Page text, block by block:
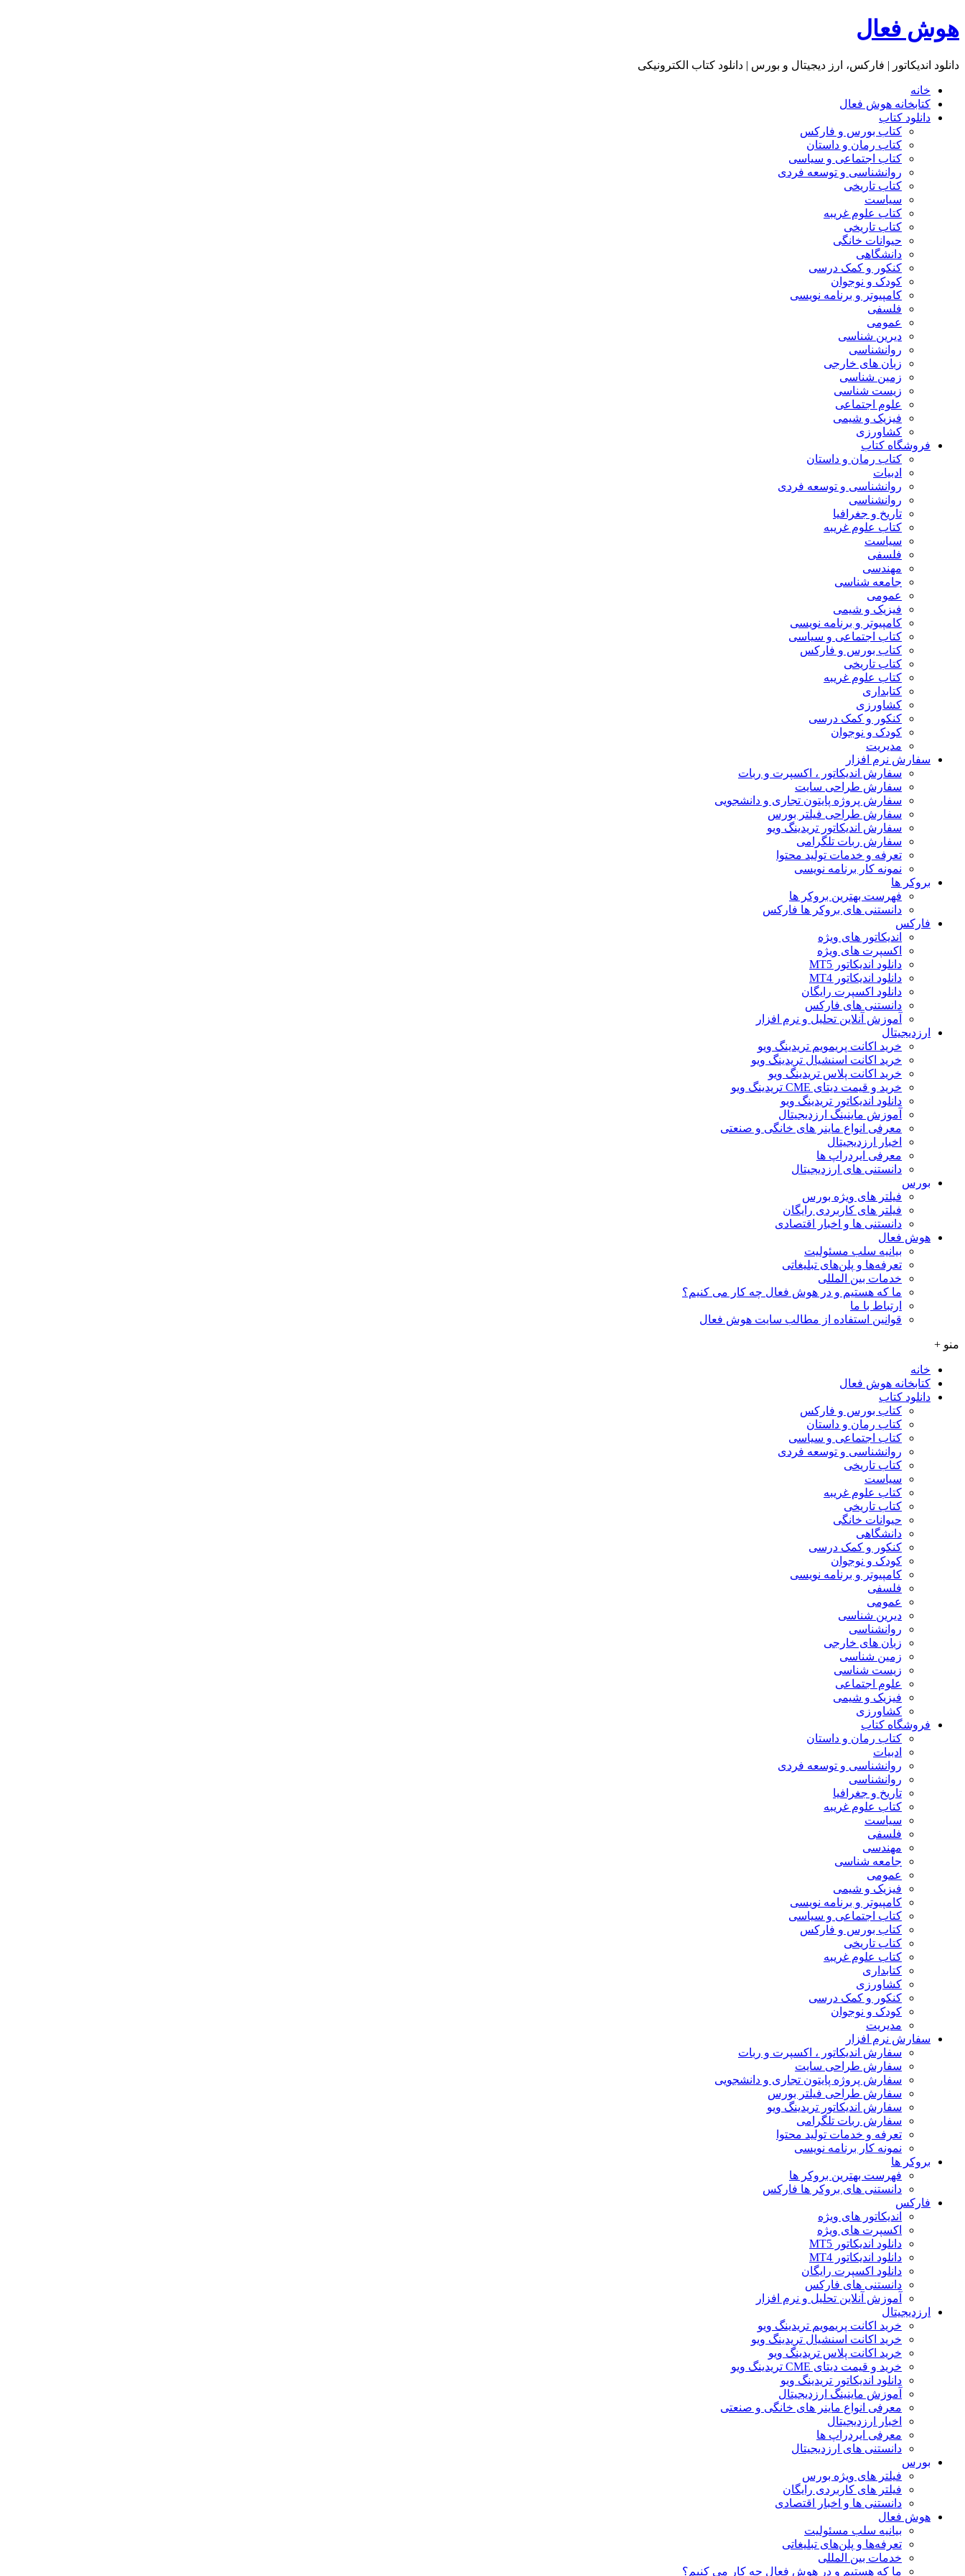
هوش فعال
دانلود اندیکاتور | فارکس، ارز دیجیتال و بورس | دانلود کتاب الکترونیکی
خانه
کتابخانه هوش فعال
دانلود کتاب
کتاب بورس و فارکس
کتاب رمان و داستان
کتاب اجتماعی و سیاسی
روانشناسی و توسعه فردی
کتاب تاریخی
سیاست
کتاب علوم غریبه
کتاب تاریخی
حیوانات خانگی
دانشگاهی
کنکور و کمک‌ درسی
کودک و نوجوان
کامپیوتر و برنامه نویسی
فلسفی
عمومی
دیرین شناسی
روانشناسی
زبان های خارجی
زمین شناسی
زیست شناسی
علوم اجتماعی
فیزیک و شیمی
کشاورزی
فروشگاه کتاب
کتاب رمان و داستان
ادبیات
روانشناسی و توسعه فردی
روانشناسی
تاریخ و جغرافیا
کتاب علوم غریبه
سیاست
فلسفی
مهندسی
جامعه شناسی
عمومی
فیزیک و شیمی
کامپیوتر و برنامه نویسی
کتاب اجتماعی و سیاسی
کتاب بورس و فارکس
کتاب تاریخی
کتاب علوم غریبه
کتابداری
کشاورزی
کنکور و کمک‌ درسی
کودک و نوجوان
مدیریت
سفارش نرم افزار
سفارش اندیکاتور ، اکسپرت و ربات
سفارش طراحی سایت
سفارش پروژه پایتون تجاری و دانشجویی
سفارش طراحی فیلتر بورس
سفارش اندیکاتور تریدینگ ویو
سفارش ربات تلگرامی
تعرفه و خدمات تولید محتوا
نمونه کار برنامه نویسی
بروکر ها
فهرست بهترین بروکر ها
دانستنی های بروکر ها فارکس
فارکس
اندیکاتور های ویژه
اکسپرت های ویژه
دانلود اندیکاتور MT5
دانلود اندیکاتور MT4
دانلود اکسپرت رایگان
دانستنی های فارکس
آموزش آنلاین تحلیل و نرم افزار
ارزدیجیتال
خرید اکانت پریمویم تریدینگ ویو
خرید اکانت اسنشیال تریدینگ ویو
خرید اکانت پلاس تریدینگ ویو
خرید و قیمت دیتای CME تریدینگ ویو
دانلود اندیکاتور تریدینگ ویو
آموزش ماینینگ ارزدیجیتال
معرفی انواع ماینر های خانگی و صنعتی
اخبار ارزدیجیتال
معرفی ایردراپ ها
دانستنی های ارزدیجیتال
بورس
فیلتر های ویژه بورس
فیلتر های کاربردی رایگان
دانستنی ها و اخبار اقتصادی
هوش فعال
بیانیه سلب مسئولیت
تعرفه‌ها و پلن‌های تبلیغاتی
خدمات بین المللی
ما که هستیم و در هوش فعال چه کار می کنیم؟
ارتباط با ما
قوانین استفاده از مطالب سایت هوش فعال
منو +
خانه
کتابخانه هوش فعال
دانلود کتاب
کتاب بورس و فارکس
کتاب رمان و داستان
کتاب اجتماعی و سیاسی
روانشناسی و توسعه فردی
کتاب تاریخی
سیاست
کتاب علوم غریبه
کتاب تاریخی
حیوانات خانگی
دانشگاهی
کنکور و کمک‌ درسی
کودک و نوجوان
کامپیوتر و برنامه نویسی
فلسفی
عمومی
دیرین شناسی
روانشناسی
زبان های خارجی
زمین شناسی
زیست شناسی
علوم اجتماعی
فیزیک و شیمی
کشاورزی
فروشگاه کتاب
کتاب رمان و داستان
ادبیات
روانشناسی و توسعه فردی
روانشناسی
تاریخ و جغرافیا
کتاب علوم غریبه
سیاست
فلسفی
مهندسی
جامعه شناسی
عمومی
فیزیک و شیمی
کامپیوتر و برنامه نویسی
کتاب اجتماعی و سیاسی
کتاب بورس و فارکس
کتاب تاریخی
کتاب علوم غریبه
کتابداری
کشاورزی
کنکور و کمک‌ درسی
کودک و نوجوان
مدیریت
سفارش نرم افزار
سفارش اندیکاتور ، اکسپرت و ربات
سفارش طراحی سایت
سفارش پروژه پایتون تجاری و دانشجویی
سفارش طراحی فیلتر بورس
سفارش اندیکاتور تریدینگ ویو
سفارش ربات تلگرامی
تعرفه و خدمات تولید محتوا
نمونه کار برنامه نویسی
بروکر ها
فهرست بهترین بروکر ها
دانستنی های بروکر ها فارکس
فارکس
اندیکاتور های ویژه
اکسپرت های ویژه
دانلود اندیکاتور MT5
دانلود اندیکاتور MT4
دانلود اکسپرت رایگان
دانستنی های فارکس
آموزش آنلاین تحلیل و نرم افزار
ارزدیجیتال
خرید اکانت پریمویم تریدینگ ویو
خرید اکانت اسنشیال تریدینگ ویو
خرید اکانت پلاس تریدینگ ویو
خرید و قیمت دیتای CME تریدینگ ویو
دانلود اندیکاتور تریدینگ ویو
آموزش ماینینگ ارزدیجیتال
معرفی انواع ماینر های خانگی و صنعتی
اخبار ارزدیجیتال
معرفی ایردراپ ها
دانستنی های ارزدیجیتال
بورس
فیلتر های ویژه بورس
فیلتر های کاربردی رایگان
دانستنی ها و اخبار اقتصادی
هوش فعال
بیانیه سلب مسئولیت
تعرفه‌ها و پلن‌های تبلیغاتی
خدمات بین المللی
ما که هستیم و در هوش فعال چه کار می کنیم؟